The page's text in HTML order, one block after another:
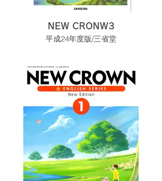
NEW CRONW3
平成24年度版/三省堂